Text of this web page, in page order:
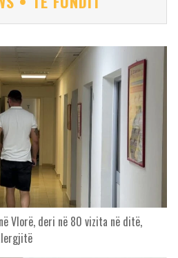
Vlorë, deri në 80 vizita në ditë,